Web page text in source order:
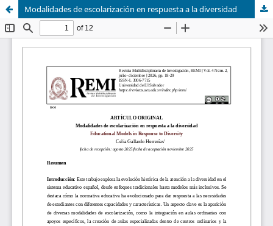
Modalidades de escolarización en respuesta a la diversidad